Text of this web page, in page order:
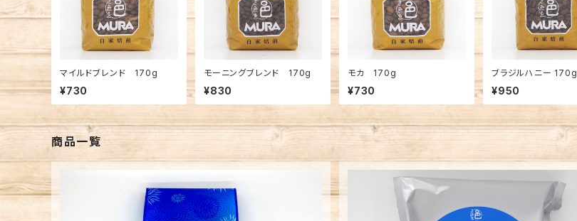
マイルドブレンド 170g
¥730
モーニングブレンド 170g
¥830
モカ 170g
¥730
ブラジルハニー 170g
¥950
商品一覧